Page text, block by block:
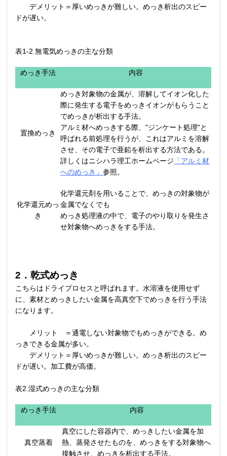
デメリット＝厚いめっきが難しい。めっき析出のスピー
ドが遅い。
表1-2.無電気めっきの主な分類
めっき手法 内容
置換めっき
めっき対象物の金属が、溶解してイオン化した
際に発生する電子をめっきイオンがもらうこと
でめっきが析出する手法。
アルミ材へめっきする際、"ジンケート処理"と
呼ばれる前処理を行うが、これはアルミを溶解
させ、その電子で亜鉛を析出する方法である。
詳しくはニシハラ理工ホームページ 「アルミ材
へのめっき」参照。
化学還元めっ
き
化学還元剤を用いることで、めっきの対象物が
金属でなくでも
めっき処理液の中で、電子のやり取りを発生さ
せ対象物へめっきをする手法。
2．乾式めっき
こちらはドライプロセスと呼ばれます。水溶液を使用せず
に、素材とめっきしたい金属を高真空下でめっきを行う手法
になります。
メリット ＝通電しない対象物でもめっきができる。め
っきできる金属が多い。
デメリット＝厚いめっきが難しい。めっき析出のスピー
ドが遅い。加工費が高価。
表2.湿式めっきの主な分類
めっき手法 内容
真空蒸着
真空にした容器内で、めっきしたい金属を加
熱、蒸発させたものを、めっきをする対象物へ
接触させ、めっきを析出する手法。